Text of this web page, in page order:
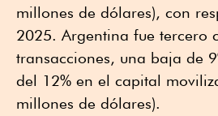
millones de dólares), con
2025. Argentina fue tercero
transacciones, una baja de
del 12% en el capital
millones de dólares).